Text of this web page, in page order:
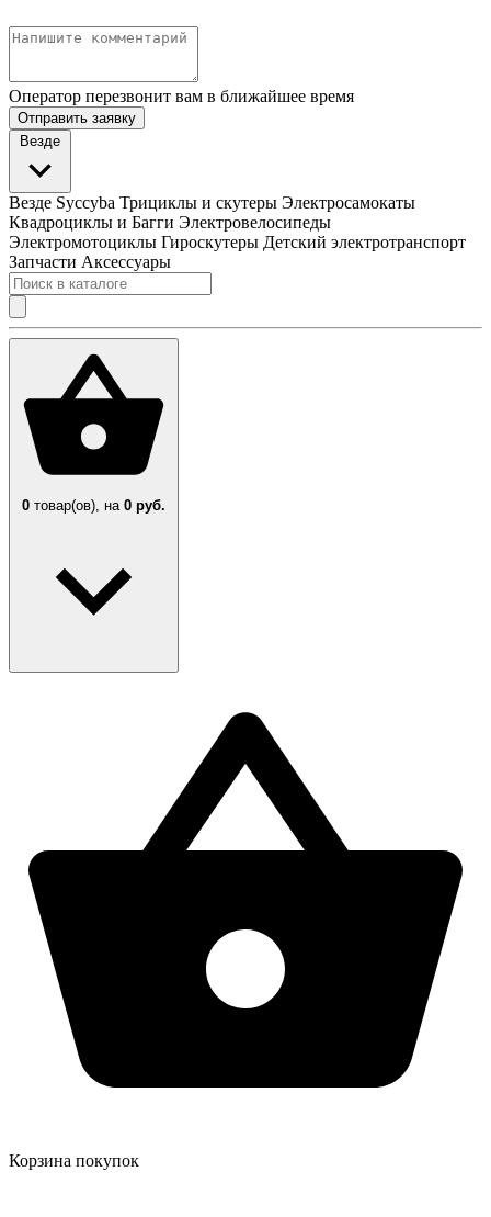
Оператор перезвонит вам в ближайшее время
Отправить заявку
Везде
Везде Syccyba Трициклы и скутеры Электросамокаты
Квадроциклы и Багги Электровелосипеды
Электромотоциклы Гироскутеры Детский электротранспорт
Запчасти Аксессуары
0 товар(ов), на 0 руб.
Корзина покупок